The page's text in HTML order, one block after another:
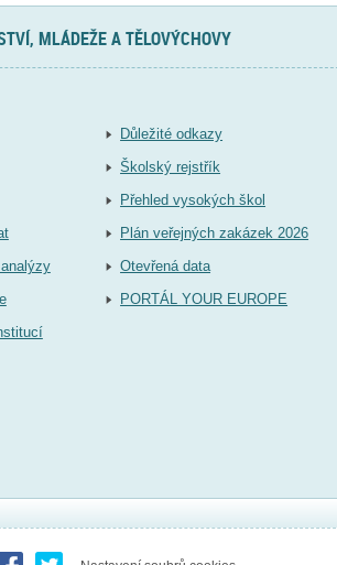
MLÁDEŽE A TĚLOVÝCHOVY
Důležité odkazy
Školský rejstřík
Přehled vysokých škol
Plán veřejných zakázek 2026
Otevřená data
PORTÁL YOUR EUROPE